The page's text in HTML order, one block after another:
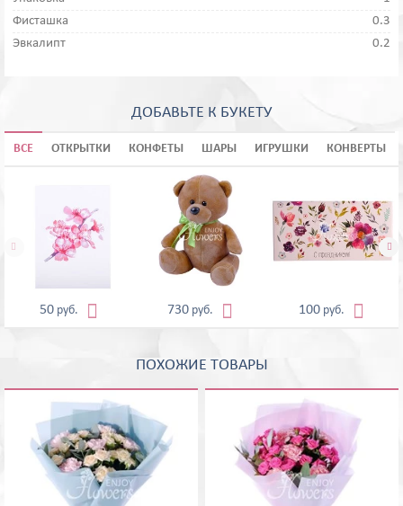
Фисташка
0.3
Эвкалипт
0.2
ДОБАВЬТЕ К БУКЕТУ
ВСЕ ОТКРЫТКИ КОНФЕТЫ ШАРЫ ИГРУШКИ КОНВЕРТЫ
50 руб.  730 руб.  100 руб. 
 
ПОХОЖИЕ ТОВАРЫ